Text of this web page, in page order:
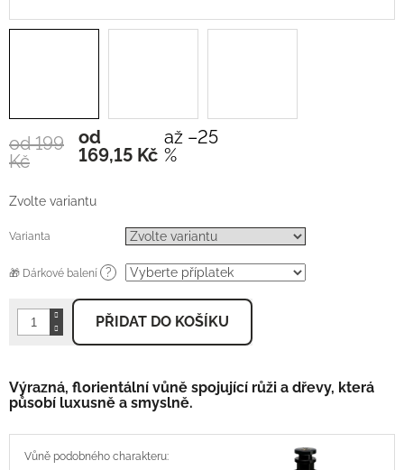
od 199
Kč
až –25
%
od
169,15 Kč Měrná
cena:
Zvolte variantu
Varianta
🎁 Dárkové balení ?
PŘIDAT DO KOŠÍKU
Výrazná, florientální vůně spojující růži a dřevy, která
působí luxusně a smyslně.